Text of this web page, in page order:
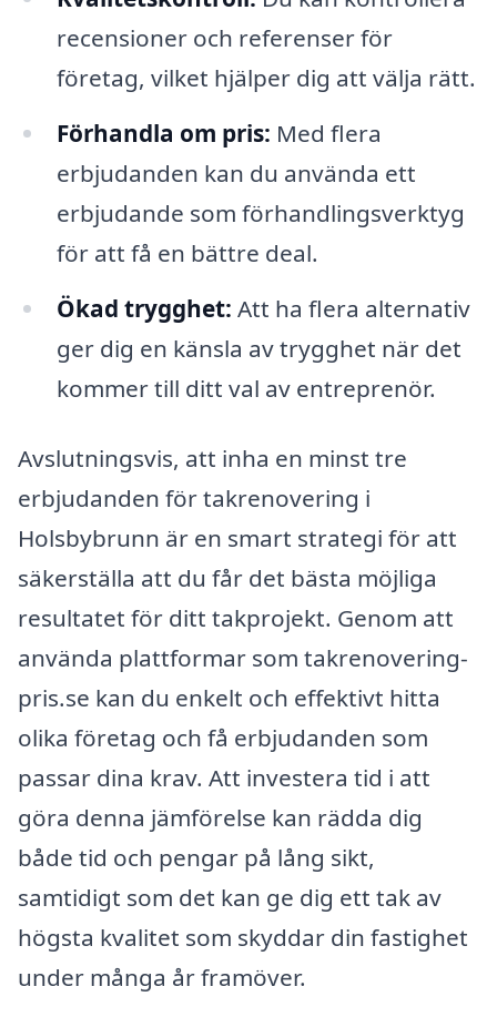
recensioner och referenser för
företag, vilket hjälper dig att välja rätt.
Förhandla om pris: Med flera
erbjudanden kan du använda ett
erbjudande som förhandlingsverktyg
för att få en bättre deal.
Ökad trygghet: Att ha flera alternativ
ger dig en känsla av trygghet när det
kommer till ditt val av entreprenör.
Avslutningsvis, att inha en minst tre
erbjudanden för takrenovering i
Holsbybrunn är en smart strategi för att
säkerställa att du får det bästa möjliga
resultatet för ditt takprojekt. Genom att
använda plattformar som takrenovering-
pris.se kan du enkelt och effektivt hitta
olika företag och få erbjudanden som
passar dina krav. Att investera tid i att
göra denna jämförelse kan rädda dig
både tid och pengar på lång sikt,
samtidigt som det kan ge dig ett tak av
högsta kvalitet som skyddar din fastighet
under många år framöver.